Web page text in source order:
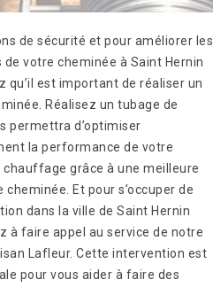
de sécurité et pour améliorer les
votre cheminée à Saint Hernin
qu’il est important de réaliser un
Réalisez un tubage de
permettra d’optimiser
la performance de votre
grâce à une meilleure
Et pour s’occuper de
dans la ville de Saint Hernin
à faire appel au service de notre
Lafleur. Cette intervention est
pour vous aider à faire des